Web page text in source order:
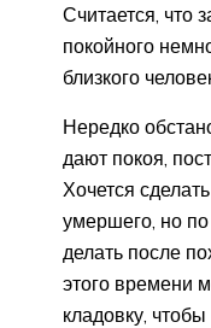
Считается, что
покойного
близкого
Нередко
дают покоя,
Хочется
умершего, но по
делать после
этого времени
кладовку,